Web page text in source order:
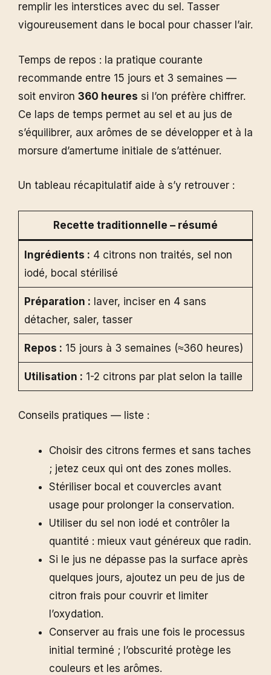
remplir les interstices avec du sel. Tasser
vigoureusement dans le bocal pour chasser l’air.
Temps de repos : la pratique courante
recommande entre 15 jours et 3 semaines —
soit environ 360 heures si l’on préfère chiffrer.
Ce laps de temps permet au sel et au jus de
s’équilibrer, aux arômes de se développer et à la
morsure d’amertume initiale de s’atténuer.
Un tableau récapitulatif aide à s’y retrouver :
Recette traditionnelle – résumé
Ingrédients : 4 citrons non traités, sel non
iodé, bocal stérilisé
Préparation : laver, inciser en 4 sans
détacher, saler, tasser
Repos : 15 jours à 3 semaines (≈360 heures)
Utilisation : 1-2 citrons par plat selon la taille
Conseils pratiques — liste :
Choisir des citrons fermes et sans taches
; jetez ceux qui ont des zones molles.
Stériliser bocal et couvercles avant
usage pour prolonger la conservation.
Utiliser du sel non iodé et contrôler la
quantité : mieux vaut généreux que radin.
Si le jus ne dépasse pas la surface après
quelques jours, ajoutez un peu de jus de
citron frais pour couvrir et limiter
l’oxydation.
Conserver au frais une fois le processus
initial terminé ; l’obscurité protège les
couleurs et les arômes.